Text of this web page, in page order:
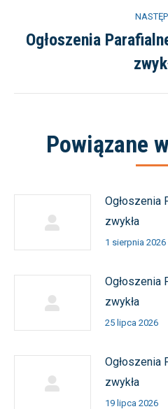
Ogłoszenia
Powiązane
Ogłoszenia
zwykła
1 sierpnia 2026
Ogłoszenia
zwykła
25 lipca 2026
Ogłoszenia
zwykła
19 lipca 2026